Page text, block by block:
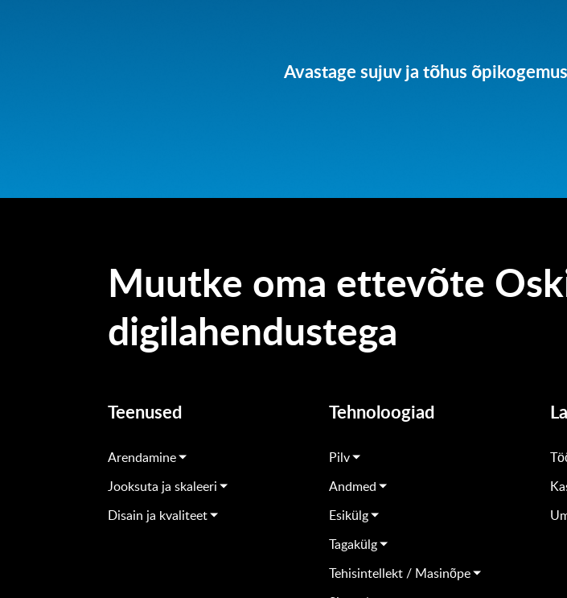
Avastage sujuv ja tõhus
Muutke oma ettevõte
digilahendustega
Teenused
Arendamine
Jooksuta ja skaleeri
Disain ja kvaliteet
Tehnoloogiad
Pilv
Andmed
Esikülg
Tagakülg
Tehisintellekt / Masinõpe